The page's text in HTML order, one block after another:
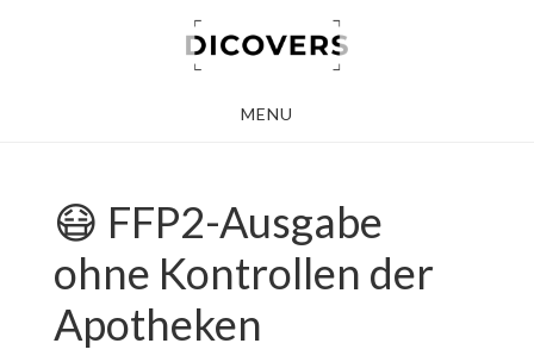
MENU
😷 FFP2-Ausgabe
ohne Kontrollen der
Apotheken